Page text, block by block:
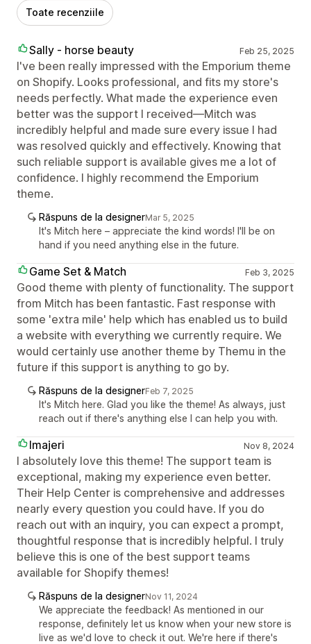
Toate recenziile
Sally - horse beauty Feb 25, 2025
I've been really impressed with the Emporium theme
on Shopify. Looks professional, and fits my store's
needs perfectly. What made the experience even
better was the support I received—Mitch was
incredibly helpful and made sure every issue I had
was resolved quickly and effectively. Knowing that
such reliable support is available gives me a lot of
confidence. I highly recommend the Emporium
theme.
Răspuns de la designerMar 5, 2025
It's Mitch here – appreciate the kind words! I'll be on
hand if you need anything else in the future.
Game Set & Match Feb 3, 2025
Good theme with plenty of functionality. The support
from Mitch has been fantastic. Fast response with
some 'extra mile' help which has enabled us to build
a website with everything we currently require. We
would certainly use another theme by Themu in the
future if this support is anything to go by.
Răspuns de la designerFeb 7, 2025
It's Mitch here. Glad you like the theme! As always, just
reach out if there's anything else I can help you with.
Imajeri Nov 8, 2024
I absolutely love this theme! The support team is
exceptional, making my experience even better.
Their Help Center is comprehensive and addresses
nearly every question you could have. If you do
reach out with an inquiry, you can expect a prompt,
thoughtful response that is incredibly helpful. I truly
believe this is one of the best support teams
available for Shopify themes!
Răspuns de la designerNov 11, 2024
We appreciate the feedback! As mentioned in our
response, definitely let us know when your new store is
live as we'd love to check it out. We're here if there's